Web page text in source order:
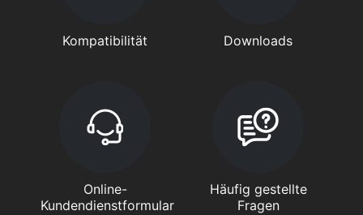
Kompatibilität Downloads
Online-
Kundendienstformular
Häufig gestellte
Fragen